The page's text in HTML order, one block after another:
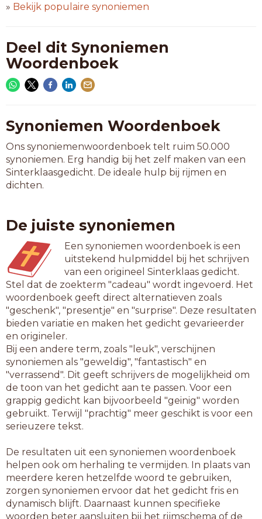
» Bekijk populaire synoniemen
Deel dit Synoniemen
Woordenboek
Synoniemen Woordenboek
Ons synoniemenwoordenboek telt ruim 50.000
synoniemen. Erg handig bij het zelf maken van een
Sinterklaasgedicht. De ideale hulp bij rijmen en
dichten.
De juiste synoniemen
Een synoniemen woordenboek is een
uitstekend hulpmiddel bij het schrijven
van een origineel Sinterklaas gedicht.
Stel dat de zoekterm "cadeau" wordt ingevoerd. Het
woordenboek geeft direct alternatieven zoals
"geschenk", "presentje" en "surprise". Deze resultaten
bieden variatie en maken het gedicht gevarieerder
en origineler.
Bij een andere term, zoals "leuk", verschijnen
synoniemen als "geweldig", "fantastisch" en
"verrassend". Dit geeft schrijvers de mogelijkheid om
de toon van het gedicht aan te passen. Voor een
grappig gedicht kan bijvoorbeeld "geinig" worden
gebruikt. Terwijl "prachtig" meer geschikt is voor een
serieuzere tekst.
De resultaten uit een synoniemen woordenboek
helpen ook om herhaling te vermijden. In plaats van
meerdere keren hetzelfde woord te gebruiken,
zorgen synoniemen ervoor dat het gedicht fris en
dynamisch blijft. Daarnaast kunnen specifieke
woorden beter aansluiten bij het rijmschema of de